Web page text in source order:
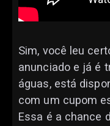
Sim, você leu
anunciado e já é
águas, está
com um cupom
Essa é a chance